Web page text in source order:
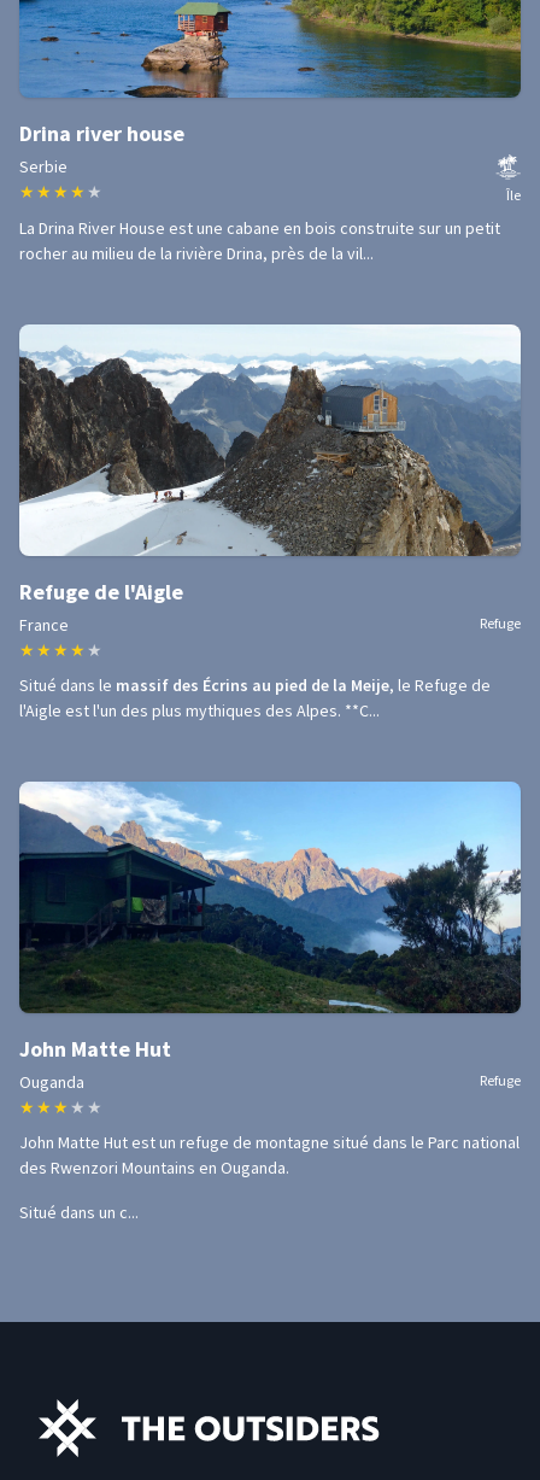
Drina river house
Serbie
★ ★ ★ ★ ★ Île
La Drina River House est une cabane en bois construite sur un petit
rocher au milieu de la rivière Drina, près de la vil...
Refuge de l'Aigle
France
★ ★ ★ ★ ★
Refuge
Situé dans le massif des Écrins au pied de la Meije, le Refuge de
l'Aigle est l'un des plus mythiques des Alpes. **C...
John Matte Hut
Ouganda
★ ★ ★ ★ ★
Refuge
John Matte Hut est un refuge de montagne situé dans le Parc national
des Rwenzori Mountains en Ouganda.
Situé dans un c...